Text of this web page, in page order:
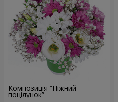
Композиція “Ніжний
поцілунок”